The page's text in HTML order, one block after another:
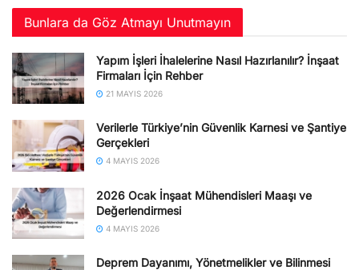
Bunlara da Göz Atmayı Unutmayın
Yapım İşleri İhalelerine Nasıl Hazırlanılır? İnşaat
Firmaları İçin Rehber
21 MAYIS 2026
Verilerle Türkiye’nin Güvenlik Karnesi ve Şantiye
Gerçekleri
4 MAYIS 2026
2026 Ocak İnşaat Mühendisleri Maaşı ve
Değerlendirmesi
4 MAYIS 2026
Deprem Dayanımı, Yönetmelikler ve Bilinmesi